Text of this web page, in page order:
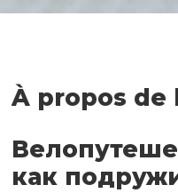
À propos de
как